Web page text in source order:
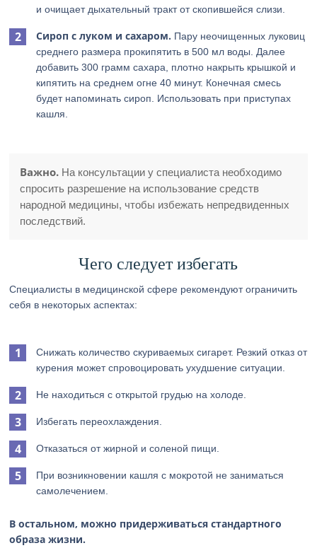
и очищает дыхательный тракт от скопившейся слизи.
Сироп с луком и сахаром. Пару неочищенных луковиц
среднего размера прокипятить в 500 мл воды. Далее
добавить 300 грамм сахара, плотно накрыть крышкой и
кипятить на среднем огне 40 минут. Конечная смесь
будет напоминать сироп. Использовать при приступах
кашля.
Важно. На консультации у специалиста необходимо
спросить разрешение на использование средств
народной медицины, чтобы избежать непредвиденных
последствий.
Чего следует избегать
Специалисты в медицинской сфере рекомендуют ограничить
себя в некоторых аспектах:
Снижать количество скуриваемых сигарет. Резкий отказ от
курения может спровоцировать ухудшение ситуации.
Не находиться с открытой грудью на холоде.
Избегать переохлаждения.
Отказаться от жирной и соленой пищи.
При возникновении кашля с мокротой не заниматься
самолечением.
В остальном, можно придерживаться стандартного
образа жизни.